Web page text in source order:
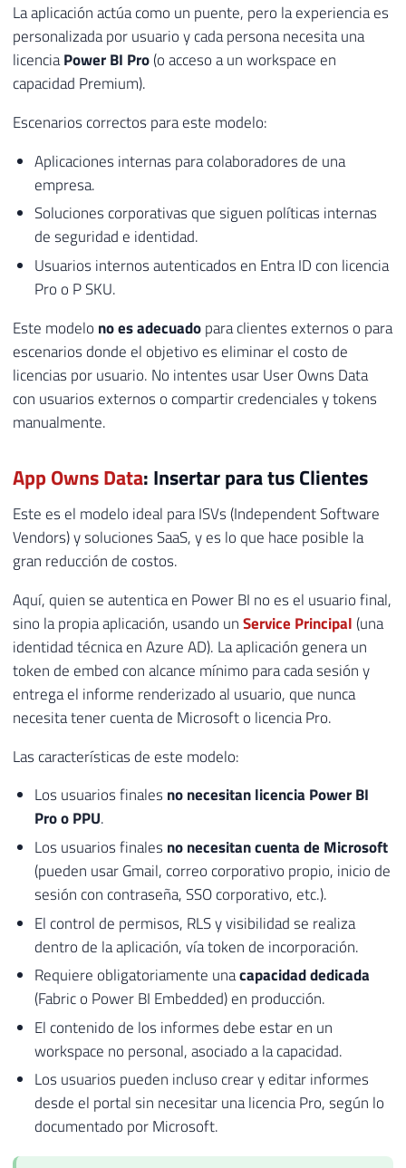
La aplicación actúa como un puente, pero la experiencia es
personalizada por usuario y cada persona necesita una
licenciaPower BI Pro(o acceso a un workspace en
capacidad Premium).
Escenarios correctos para este modelo:
Aplicaciones internas para colaboradores de una
empresa.
Soluciones corporativas que siguen políticas internas
de seguridad e identidad.
Usuarios internos autenticados en Entra ID con licencia
Pro o P SKU.
Este modelo no es adecuadopara clientes externos o para
escenarios donde el objetivo es eliminar el costo de
licencias por usuario. No intentes usar User Owns Data
con usuarios externos o compartir credenciales y tokens
manualmente.
App Owns Data: Insertar para tus Clientes
Este es el modelo ideal para ISVs (Independent Software
Vendors) y soluciones SaaS, y es lo que hace posible la
gran reducción de costos.
Aquí, quien se autentica en Power BI no es el usuario final,
sino la propia aplicación, usando unService Principal (una
identidad técnica en Azure AD). La aplicación genera un
token de embed con alcance mínimo para cada sesión y
entrega el informe renderizado al usuario, que nunca
necesita tener cuenta de Microsoft o licencia Pro.
Las características de este modelo:
Los usuarios finales no necesitan licencia Power BI
Pro o PPU.
Los usuarios finales no necesitan cuenta de Microsoft
(pueden usar Gmail, correo corporativo propio, inicio de
sesión con contraseña, SSO corporativo, etc.).
El control de permisos, RLS y visibilidad se realiza
dentro de la aplicación, vía token de incorporación.
Requiere obligatoriamente unacapacidad dedicada
(Fabric o Power BI Embedded) en producción.
El contenido de los informes debe estar en un
workspace no personal, asociado a la capacidad.
Los usuarios pueden incluso crear y editar informes
desde el portal sin necesitar una licencia Pro, según lo
documentado por Microsoft.